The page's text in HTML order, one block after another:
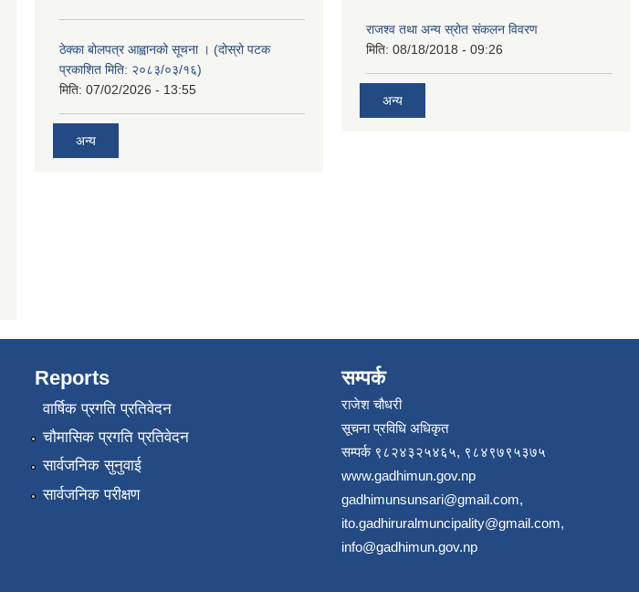
ठेक्का बोलपत्र आह्वानको सूचना । (दोस्रो पटक
प्रकाशित मिति: २०८३/०३/१६)
मिति: 07/02/2026 - 13:55
अन्य
राजश्व तथा अन्य स्रोत संकलन विवरण
मिति: 08/18/2018 - 09:26
अन्य
Reports
वार्षिक प्रगति प्रतिवेदन
चौमासिक प्रगति प्रतिवेदन
सार्वजनिक सुनुवाई
सार्वजनिक परीक्षण
सम्पर्क
राजेश चौधरी
सूचना प्रविधि अधिकृत
सम्पर्क ९८२४३२५४६५, ९८४९७९५३७५
www.gadhimun.gov.np
gadhimunsunsari@gmail.com,
ito.gadhiruralmuncipality@gmail.com,
info@gadhimun.gov.np